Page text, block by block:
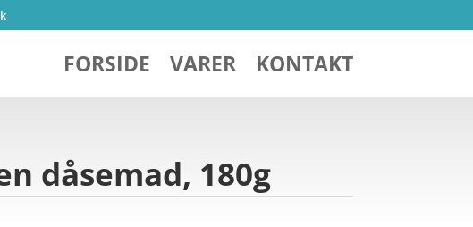
FORSIDE VARER KONTAKT
dåsemad, 180g